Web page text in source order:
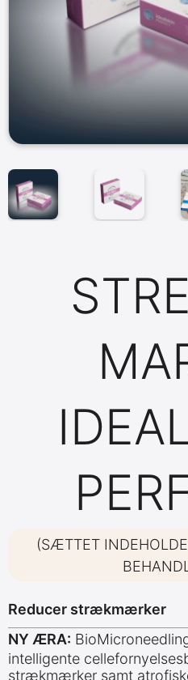
(SÆTTET
Reducer strækmærker
NY ÆRA:
intelligente
strækmærker samt